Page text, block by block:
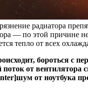
радиатора
— по этой причине
тепло от всех
бороться с
от вентилятора
от ноутбука